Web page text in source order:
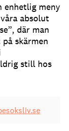
enhetlig meny
absolut
där man
skärmen
still hos